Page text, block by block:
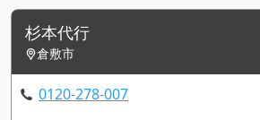
杉本代行
倉敷市
0120-278-007